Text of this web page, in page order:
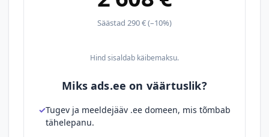
Säästad 290 € (–10%)
Hind sisaldab käibemaksu.
Miks ads.ee on väärtuslik?
Tugev ja meeldejääv .ee domeen, mis tõmbab
tähelepanu.